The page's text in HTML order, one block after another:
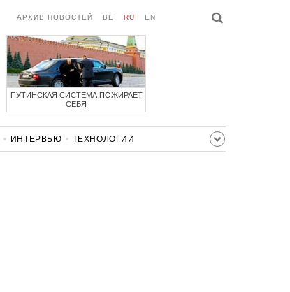
АРХИВ НОВОСТЕЙ BE RU EN
ПУТИНСКАЯ СИСТЕМА ПОЖИРАЕТ
СЕБЯ
ИНТЕРВЬЮ
ТЕХНОЛОГИИ